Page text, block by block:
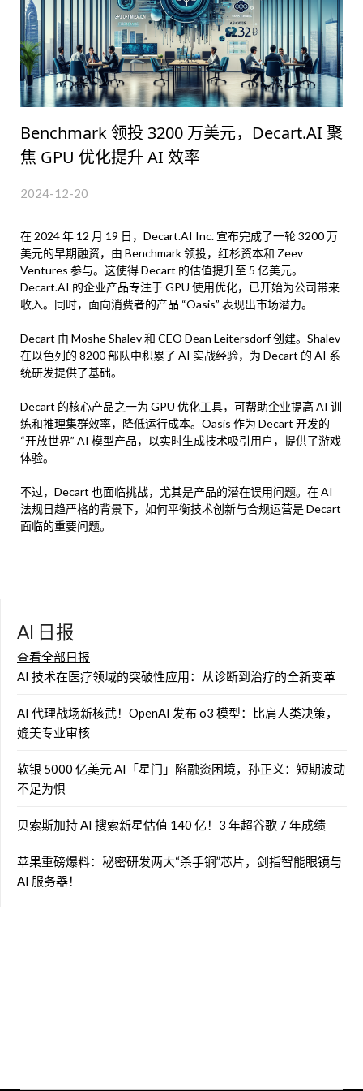
Benchmark 领投 3200 万美元，Decart.AI 聚
焦 GPU 优化提升 AI 效率
2024-12-20
在 2024 年 12 月 19 日，Decart.AI Inc. 宣布完成了一轮 3200 万
美元的早期融资，由 Benchmark 领投，红杉资本和 Zeev
Ventures 参与。这使得 Decart 的估值提升至 5 亿美元。
Decart.AI 的企业产品专注于 GPU 使用优化，已开始为公司带来
收入。同时，面向消费者的产品 “Oasis” 表现出市场潜力。
Decart 由 Moshe Shalev 和 CEO Dean Leitersdorf 创建。Shalev
在以色列的 8200 部队中积累了 AI 实战经验，为 Decart 的 AI 系
统研发提供了基础。
Decart 的核心产品之一为 GPU 优化工具，可帮助企业提高 AI 训
练和推理集群效率，降低运行成本。Oasis 作为 Decart 开发的
“开放世界” AI 模型产品，以实时生成技术吸引用户，提供了游戏
体验。
不过，Decart 也面临挑战，尤其是产品的潜在误用问题。在 AI
法规日趋严格的背景下，如何平衡技术创新与合规运营是 Decart
面临的重要问题。
AI 日报
查看全部日报
AI 技术在医疗领域的突破性应用：从诊断到治疗的全新变革
AI 代理战场新核武！OpenAI 发布 o3 模型：比肩人类决策，
媲美专业审核
软银 5000 亿美元 AI「星门」陷融资困境，孙正义：短期波动
不足为惧
贝索斯加持 AI 搜索新星估值 140 亿！3 年超谷歌 7 年成绩
苹果重磅爆料：秘密研发两大“杀手锏”芯片，剑指智能眼镜与
AI 服务器！